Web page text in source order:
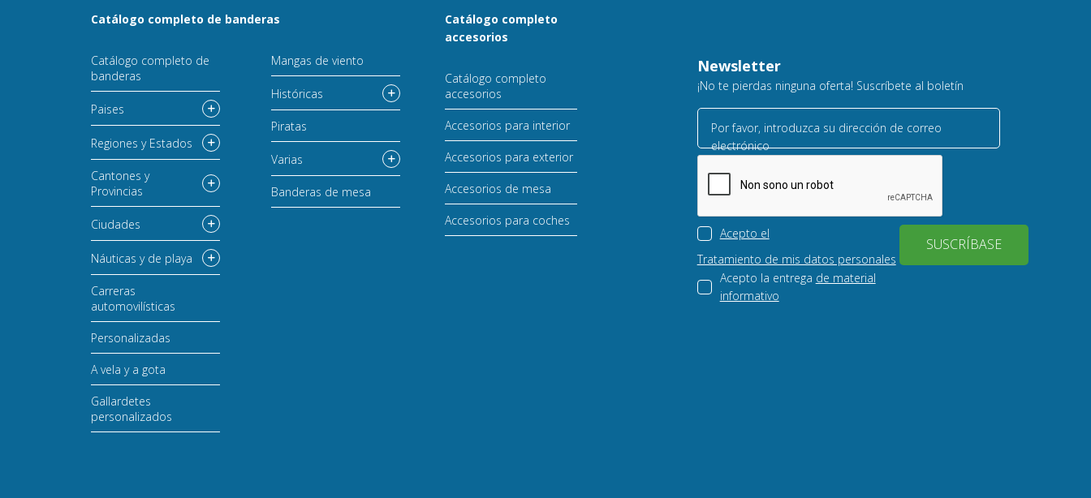
Catálogo completo de banderas
Catálogo completo de
banderas
Paises
Regiones y Estados
Cantones y
Provincias
Ciudades
Náuticas y de playa
Carreras
automovilísticas
Personalizadas
A vela y a gota
Gallardetes
personalizados
Mangas de viento
Históricas
Piratas
Varias
Banderas de mesa
Catálogo completo
accesorios
Catálogo completo
accesorios
Accesorios para interior
Accesorios para exterior
Accesorios de mesa
Accesorios para coches
Newsletter
¡No te pierdas ninguna oferta! Suscríbete al boletín
Por favor, introduzca su dirección de correo
electrónico
Acepto el
Tratamiento de mis datos personales
Acepto la entrega de material
informativo
SUSCRÍBASE